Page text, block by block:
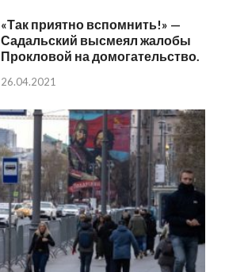
«Так приятно вспомнить!» —
Садальский высмеял жалобы
Прокловой на домогательство.
26.04.2021